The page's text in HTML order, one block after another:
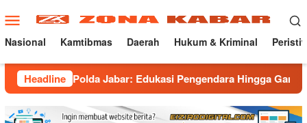
ke
konten
Menu
Mobile
Nasional Kamtibmas Daerah Hukum & Kriminal
Headline
Jabar: Edukasi Pengendara Hingga Ganti Knalpot